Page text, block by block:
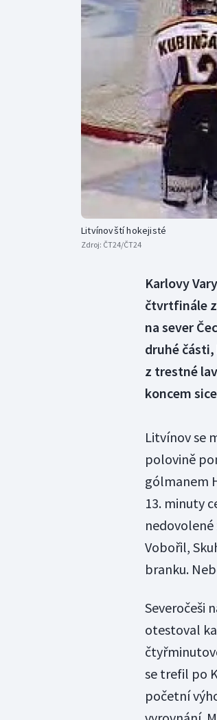
Litvínovští hokejisté
Zdroj: ČT24/ČT24
Karlovy
čtvrtfinále
na sever
druhé
z trestné
koncem
Litvínov se
polovině
gólmanem
13. minuty
Vobořil,
branku.
Severočeši
otestoval
se trefil po
početní